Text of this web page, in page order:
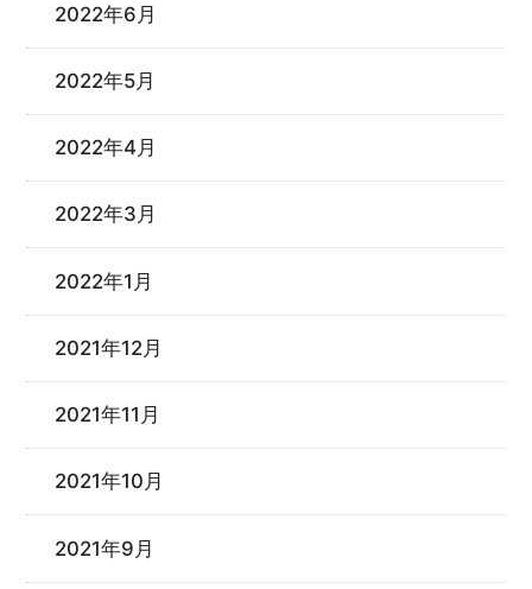
2022年6月
2022年5月
2022年4月
2022年3月
2022年1月
2021年12月
2021年11月
2021年10月
2021年9月